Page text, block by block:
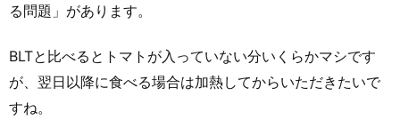
る問題」があります。
BLTと比べるとトマトが入っていない分いくらかマシです
が、翌日以降に食べる場合は加熱してからいただきたいで
すね。